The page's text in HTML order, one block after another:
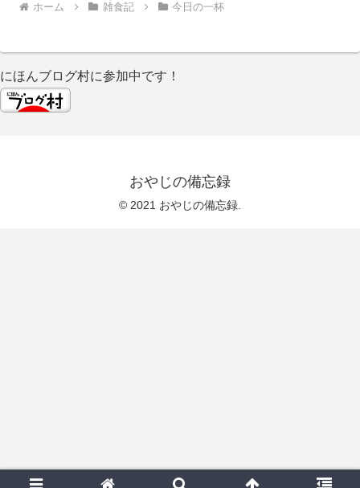
ホーム 雑食記 今日の一杯
にほんブログ村に参加中です！
おやじの備忘録
© 2021 おやじの備忘録.